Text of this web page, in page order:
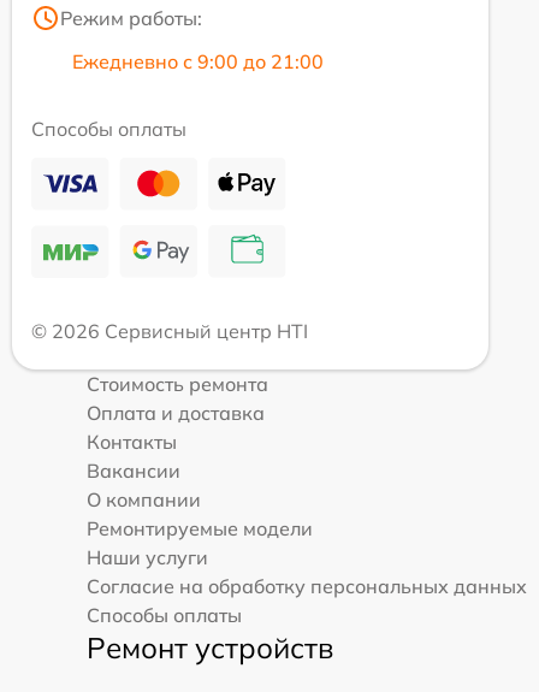
Режим работы:
Ежедневно с 9:00 до 21:00
Способы оплаты
© 2026 Сервисный центр HTI
Стоимость ремонта
Оплата и доставка
Контакты
Вакансии
О компании
Ремонтируемые модели
Наши услуги
Согласие на обработку персональных данных
Способы оплаты
Ремонт устройств